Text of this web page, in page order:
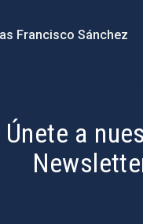
Francisco Sánchez
Únete a